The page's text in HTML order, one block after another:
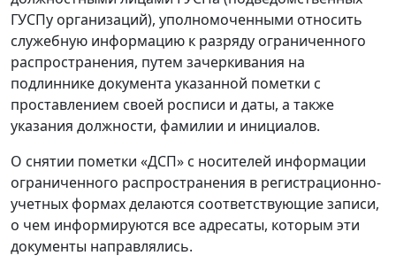
ГУСПу организаций), уполномоченными относить
служебную информацию к разряду ограниченного
распространения, путем зачеркивания на
подлиннике документа указанной пометки с
проставлением своей росписи и даты, а также
указания должности, фамилии и инициалов.
О снятии пометки «ДСП» с носителей информации
ограниченного распространения в регистрационно-
учетных формах делаются соответствующие записи,
о чем информируются все адресаты, которым эти
документы направлялись.